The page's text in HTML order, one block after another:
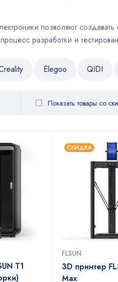
позволяют
разработки и
Elegoo QIDI
Показать товары со
T1
СКИДКА
FLSUN
3D принтер
Max